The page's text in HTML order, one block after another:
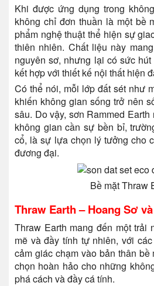
Khi được ứng dụng trong
không chỉ đơn thuần là một bề
phẩm nghệ thuật thể hiện sự
thiên nhiên. Chất liệu này
nguyên sơ, nhưng lại có sức
kết hợp với thiết kế nội thất hiện
Có thể nói, mỗi lớp đất sét như
khiến không gian sống trở nên
sâu. Do vậy, sơn Rammed
không gian cần sự bền bỉ,
cổ, là sự lựa chọn lý tưởng cho
đương đại.
Bề mặt Thraw
Thraw Earth – Hoang Sơ
Thraw Earth mang đến một trải
mẽ và đầy tính tự nhiên, với
cảm giác chạm vào bản thân
chọn hoàn hảo cho những
phá cách và đầy cá tính.